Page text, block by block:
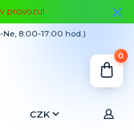
provozu!
CZK
Ne, 8:00-17:00 hod.)
0